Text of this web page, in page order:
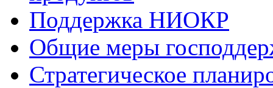
Поддержка НИОКР
Общие меры
Стратегическое